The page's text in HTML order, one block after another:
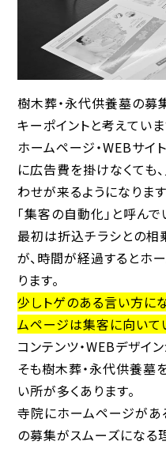
樹木葬・永代供養墓の募
キーポイントと考えていま
ホームページ・WEBサイ
に広告費を掛けなくても
わせが来るようになりま
「集客の自動化」と呼んで
最初は折込チラシとの相
が、時間が経過するとホ
ります。
少しトゲのある言い方に
ムページは集客に向いて
コンテンツ・WEBデザイ
そも樹木葬・永代供養墓
い所が多くあります。
寺院にホームページがあ
の募集がスムーズになる